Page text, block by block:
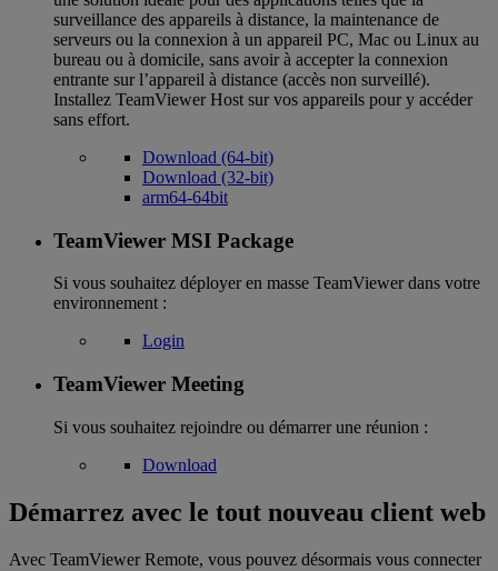
surveillance des appareils à distance, la maintenance de
serveurs ou la connexion à un appareil PC, Mac ou Linux au
bureau ou à domicile, sans avoir à accepter la connexion
entrante sur l’appareil à distance (accès non surveillé).
Installez TeamViewer Host sur vos appareils pour y accéder
sans effort.
Download (64-bit)
Download (32-bit)
arm64-64bit
TeamViewer MSI Package
Si vous souhaitez déployer en masse TeamViewer dans votre
environnement :
Login
TeamViewer Meeting
Si vous souhaitez rejoindre ou démarrer une réunion :
Download
Démarrez avec le tout nouveau client web
Avec TeamViewer Remote, vous pouvez désormais vous connecter